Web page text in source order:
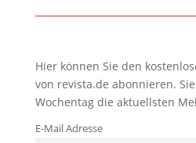
Hier können Sie den
von revista.de abonnieren.
Wochentag die aktuellsten
E-Mail Adresse